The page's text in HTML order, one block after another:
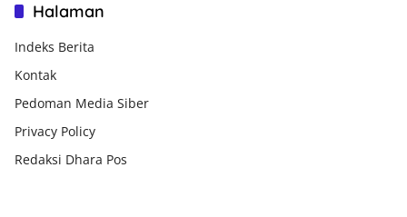
Halaman
Indeks Berita
Kontak
Pedoman Media Siber
Privacy Policy
Redaksi Dhara Pos